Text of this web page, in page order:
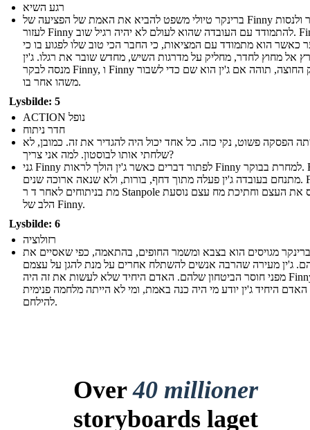
רגע השיא
ברינקר טיולי משפט להביא את האמת של הפציעה של Finny לאור ולנסות
לעזור Finny להתמודד עם העובדה שהוא לעולם לא יהיה רגיל שוב. Finny כל
כאשר הוא מתמודד עם המציאות, כי החבר הכי טוב שלו לפגוע בו כי
אל מחוץ לחדר, מחליק על מדרגות השיש, מחדש שובר את רגלו. ג'ין
מנסה לבקר Finny, ו Finny הפריק החוצה, תוהה אם ג'ין הוא שם כדי לשבור
משהו אחר בו.
Lysbilde: 5
ACTION נופל
חדר ניתוח
הפסקה פשוט, נקי כזה. כל אחד יכול היה להגדיר את זה. כמובן, לא
שלחתי אותו לבוסטון. למה אני צריך?
גני Finny לפתור דברים כאשר ג'ין הולך לראות Finny למחרת בבוקר. Finny
מתנחם בעובדה ג'ין פעלה מתוך דחף, בורות, ולא שנאה ארוכה שנים. Finny
מת בניתוחים לאחר ד ר Stanpole מאפס את העצם וחתיכת מח עצם נוסעת
הלב של Finny.
Lysbilde: 6
רזולוציה
ברינקר מגויסים הוא בצבא ומשמר החופים, בהתאמה, כפי שאסיים את
ג'ין מעירה שהרבה אנשים להשתלח אחרים על מנת להגן על עצמם
מפני חוסר הביטחון שלהם. האדם היחיד שלא לעשות את זה היה Finny: הוא
האדם היחיד ג'ין יודע מי היה כנה באמת, ומי לא הייתה מלחמה פנימית
להילחם.
Over40 millioner
storyboards laget